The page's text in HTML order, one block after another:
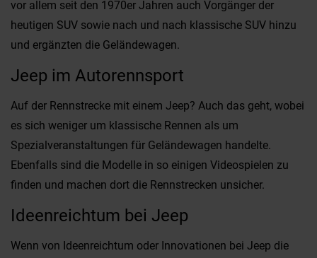
vor allem seit den 1970er Jahren auch Vorgänger der
heutigen SUV sowie nach und nach klassische SUV hinzu
und ergänzten die Geländewagen.
Jeep im Autorennsport
Auf der Rennstrecke mit einem Jeep? Auch das geht, wobei
es sich weniger um klassische Rennen als um
Spezialveranstaltungen für Geländewagen handelte.
Ebenfalls sind die Modelle in so einigen Videospielen zu
finden und machen dort die Rennstrecken unsicher.
Ideenreichtum bei Jeep
Wenn von Ideenreichtum oder Innovationen bei Jeep die